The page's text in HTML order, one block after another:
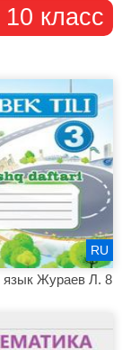
класс
язык Жураев Л. 8
RU